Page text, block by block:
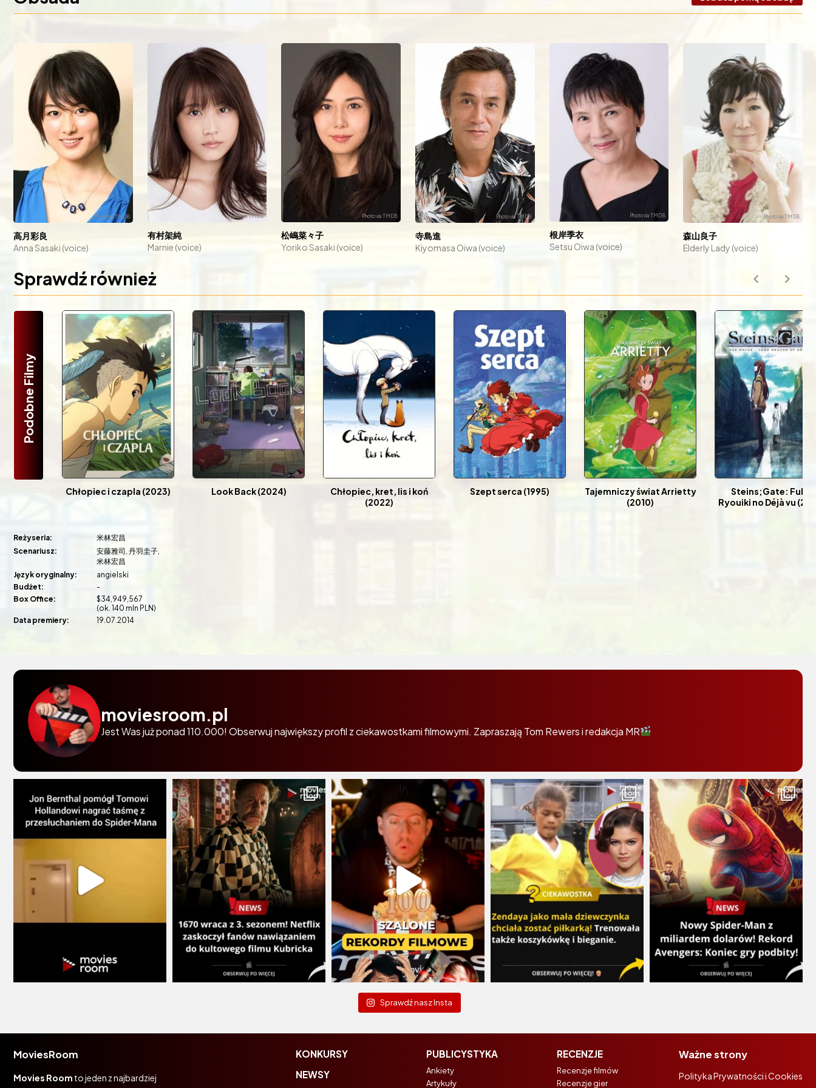
高月彩良
Anna Sasaki (voice)
有村架純
Marnie (voice)
松嶋菜々子
Yoriko Sasaki (voice)
寺島進
Kiyomasa Oiwa (voice)
根岸季衣
Setsu Oiwa (voice)
森山良子
Elderly Lady (voice)
Sprawdź również
Podobne Filmy
Chłopiec i czapla (2023) Look Back (2024)
Chłopiec, kret, lis i koń
(2022)
Szept serca (1995)
Tajemniczy świat Arrietty
(2010)
Steins;Gate: Fuka
Ryouiki no Déjà vu
Reżyseria:
米林宏昌
Scenariusz:
安藤雅司 丹羽圭子
米林宏昌
Język oryginalny:
angielski
Budżet:
-
Box Office:
$34,949,567
(ok. 140 mln PLN)
Data premiery:
19.07.2014
moviesroom.pl
Jest Was już ponad 110.000! Obserwuj największy profil z ciekawostkami filmowymi. Zapraszają Tom Rewers i redakcja MR
Sprawdź nasz Insta
MoviesRoom
Movies Room to jeden z najbardziej
KONKURSY
NEWSY
PUBLICYSTYKA
Ankiety
Artykuły
RECENZJE
Recenzje filmów
Recenzje gier
Ważne strony
Polityka Prywatności i Cookies